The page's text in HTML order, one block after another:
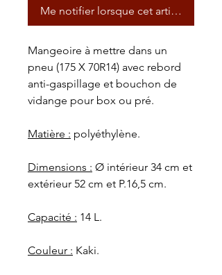
Me notifier lorsque cet article est
Mangeoire à mettre dans un
pneu (175 X 70R14) avec rebord
anti-gaspillage et bouchon de
vidange pour box ou pré.
Matière : polyéthylène.
Dimensions : Ø intérieur 34 cm et
extérieur 52 cm et P.16,5 cm.
Capacité : 14 L.
Couleur : Kaki.